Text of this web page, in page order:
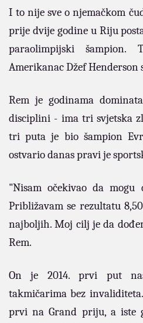
I to nije sve o njemačkom
prije dvije godine u Riju
paraolimpijski šampion.
Amerikanac Džef Henderson
Rem je godinama
disciplini - ima tri svjetska
tri puta je bio šampion
ostvario danas pravi je
"Nisam očekivao da mogu
Približavam se rezultatu
najboljih. Moj cilj je da
Rem.
On je 2014. prvi put
takmičarima bez
prvi na Grand priju, a iste